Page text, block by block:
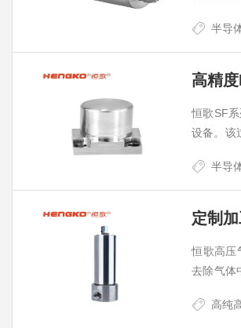
工
缩空气管道过滤器
片
半导
高精
恒歌SF
设备。该
半导
定制
恒歌高压
去除气体
高纯